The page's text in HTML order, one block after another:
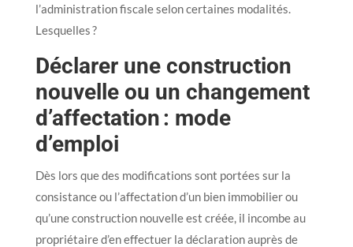
l’administration fiscale selon certaines modalités.
Lesquelles ?
Déclarer une construction
nouvelle ou un changement
d’affectation : mode
d’emploi
Dès lors que des modifications sont portées sur la
consistance ou l’affectation d’un bien immobilier ou
qu’une construction nouvelle est créée, il incombe au
propriétaire d’en effectuer la déclaration auprès de